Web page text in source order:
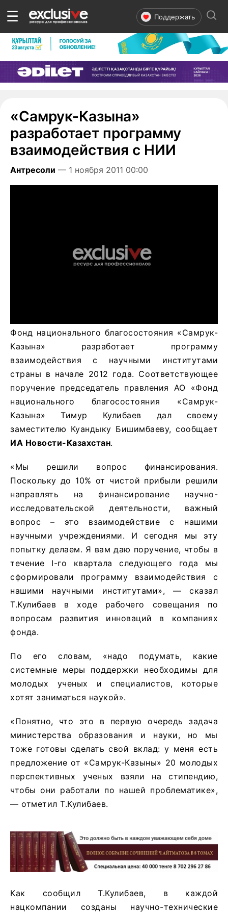
☰ Поддержать
«Самрук-Казына»
разработает программу
взаимодействия с НИИ
Антресоли — 1 ноября 2011 00:00
Фонд национального благосостояния «Самрук-
Казына» разработает программу
взаимодействия с научными институтами
страны в начале 2012 года. Соответствующее
поручение председатель правления АО «Фонд
национального благосостояния «Самрук-
Казына» Тимур Кулибаев дал своему
заместителю Куандыку Бишимбаеву, сообщает
ИА Новости-Казахстан.
«Мы решили вопрос финансирования.
Поскольку до 10% от чистой прибыли решили
направлять на финансирование научно-
исследовательской деятельности, важный
вопрос – это взаимодействие с нашими
научными учреждениями. И сегодня мы эту
попытку делаем. Я вам даю поручение, чтобы в
течение I-го квартала следующего года мы
сформировали программу взаимодействия с
нашими научными институтами», — сказал
Т.Кулибаев в ходе рабочего совещания по
вопросам развития инноваций в компаниях
фонда.
По его словам, «надо подумать, какие
системные меры поддержки необходимы для
молодых ученых и специалистов, которые
хотят заниматься наукой».
«Понятно, что это в первую очередь задача
министерства образования и науки, но мы
тоже готовы сделать свой вклад: у меня есть
предложение от «Самрук-Казыны» 20 молодых
перспективных ученых взяли на стипендию,
чтобы они работали по нашей проблематике»,
— отметил Т.Кулибаев.
Как сообщил Т.Кулибаев, в каждой
нацкомпании созданы научно-технические